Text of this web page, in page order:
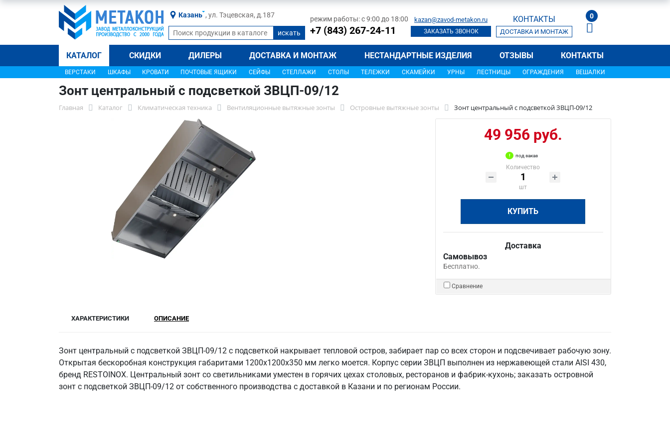
Казань , ул. Тэцевская, д.187 режим работы: с 9:00 до 18:00
+7 (843) 267-24-11
kazan@zavod-metakon.ru
ЗАКАЗАТЬ ЗВОНОК
КОНТАКТЫ
ДОСТАВКА И МОНТАЖ
0
КАТАЛОГ СКИДКИ ДИЛЕРЫ ДОСТАВКА И МОНТАЖ НЕСТАНДАРТНЫЕ ИЗДЕЛИЯ ОТЗЫВЫ КОНТАКТЫ
ВЕРСТАКИ ШКАФЫ КРОВАТИ ПОЧТОВЫЕ ЯЩИКИ СЕЙФЫ СТЕЛЛАЖИ СТОЛЫ ТЕЛЕЖКИ СКАМЕЙКИ УРНЫ ЛЕСТНИЦЫ ОГРАЖДЕНИЯ ВЕШАЛКИ
Зонт центральный с подсветкой ЗВЦП-09/12
Главная Каталог Климатическая техника Вентиляционные вытяжные зонты Островные вытяжные зонты Зонт центральный с подсветкой ЗВЦП-09/12
49 956 руб.
под заказ
Количество
шт
КУПИТЬ
Доставка
Самовывоз
Бесплатно.
Сравнение
ХАРАКТЕРИСТИКИ ОПИСАНИЕ
Зонт центральный с подсветкой ЗВЦП-09/12 с подсветкой накрывает тепловой остров, забирает пар со всех сторон и подсвечивает рабочую зону.
Открытая бескоробная конструкция габаритами 1200х1200х350 мм легко моется. Корпус серии ЗВЦП выполнен из нержавеющей стали AISI 430,
бренд RESTOINOX. Центральный зонт со светильниками уместен в горячих цехах столовых, ресторанов и фабрик-кухонь; заказать островной
зонт с подсветкой ЗВЦП-09/12 от собственного производства с доставкой в Казани и по регионам России.